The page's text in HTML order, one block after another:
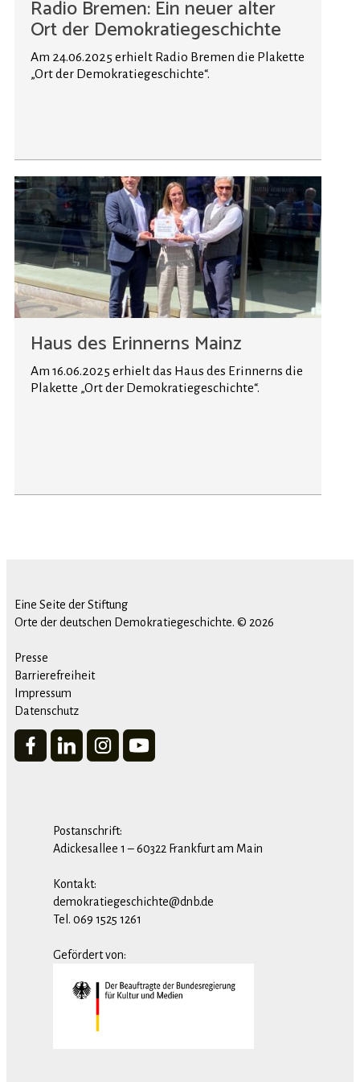
Radio Bremen: Ein neuer alter
Ort der Demokratiegeschichte
Am 24.06.2025 erhielt Radio Bremen die Plakette
„Ort der Demokratiegeschichte“.
Haus des Erinnerns Mainz
Am 16.06.2025 erhielt das Haus des Erinnerns die
Plakette „Ort der Demokratiegeschichte“.
Eine Seite der Stiftung
Orte der deutschen Demokratiegeschichte. © 2026
Presse
Barrierefreiheit
Impressum
Datenschutz
Postanschrift:
Adickesallee 1 – 60322 Frankfurt am Main
Kontakt:
demokratiegeschichte@dnb.de
Tel. 069 1525 1261
Gefördert von: